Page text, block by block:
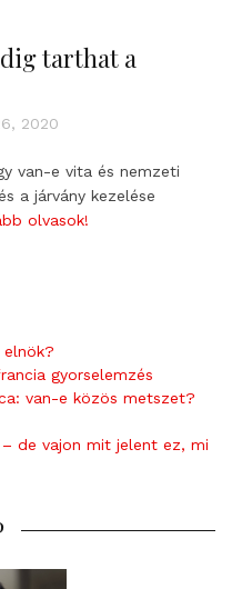
tarthat a
2020
van-e vita és nemzeti
a járvány kezelése
olvasok!
gyorselemzés
van-e közös metszet?
de vajon mit jelent ez, mi